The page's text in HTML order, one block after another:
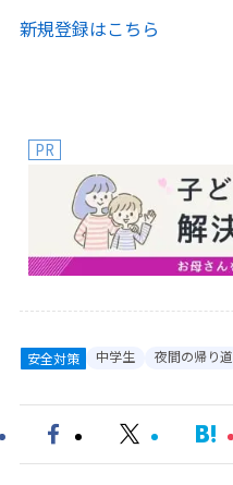
新規登録はこちら
PR
安全対策 中学生 夜間の帰り道